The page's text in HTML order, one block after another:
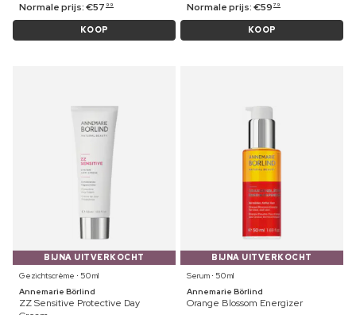
Normale prijs:€57 99
KOOP
Normale prijs:€59 79
KOOP
BIJNA UITVERKOCHT
Gezichtscrème ⋅ 50 ml
Annemarie Börlind
ZZ Sensitive Protective Day
BIJNA UITVERKOCHT
Serum ⋅ 50 ml
Annemarie Börlind
Orange Blossom Energizer